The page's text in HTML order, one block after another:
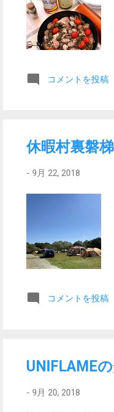
コメントを投稿
休暇村裏磐
- 9月 22, 2018
コメントを投稿
UNIFLAME
- 9月 20, 2018